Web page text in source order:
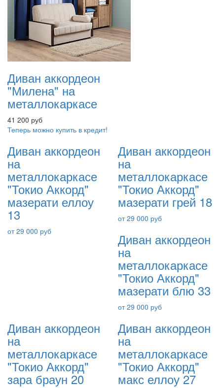
Диван аккордеон
"Милена" на
металлокаркасе
41 200 руб
Теперь можно купить в кредит!
Диван аккордеон
на
металлокаркасе
"Токио Аккорд"
мазерати еллоу
13
от 29 000 руб
Диван аккордеон
на
металлокаркасе
"Токио Аккорд"
мазерати грей 18
от 29 000 руб
Диван аккордеон
на
металлокаркасе
"Токио Аккорд"
мазерати блю 33
от 29 000 руб
Диван аккордеон
на
металлокаркасе
"Токио Аккорд"
зара браун 20
Диван аккордеон
на
металлокаркасе
"Токио Аккорд"
макс еллоу 27